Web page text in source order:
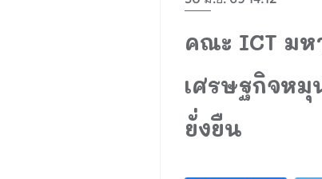
คณะ ICT มห
เศรษฐกิจหมุ
ยั่งยืน